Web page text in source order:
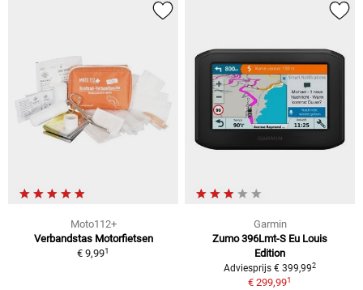
Moto112+
Verbandstas Motorfietsen
€ 9,991
Garmin
Zumo 396Lmt-S Eu Louis
Edition
Adviesprijs € 399,992
€ 299,991